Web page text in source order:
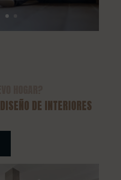
DISEÑO DE INTERIORES